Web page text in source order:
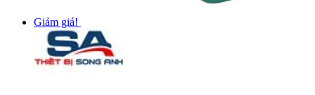
Giảm giá!